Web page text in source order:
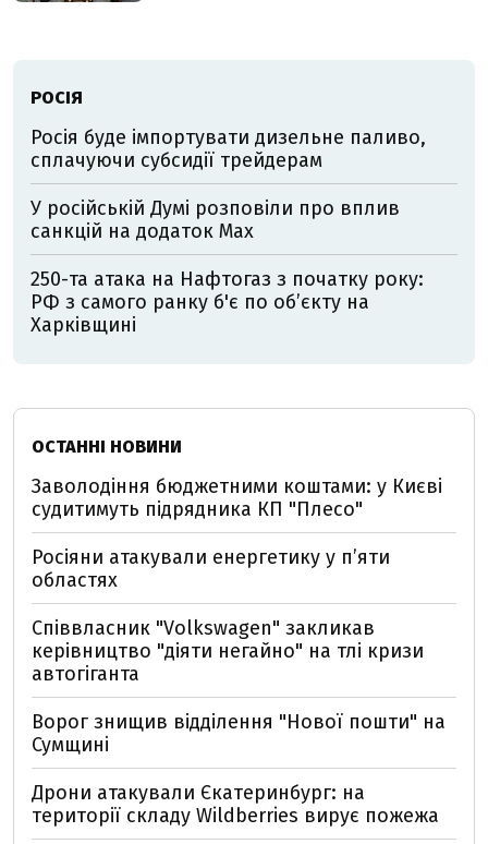
РОСІЯ
Росія буде імпортувати дизельне паливо,
сплачуючи субсидії трейдерам
У російській Думі розповіли про вплив
санкцій на додаток Мах
250-та атака на Нафтогаз з початку року:
РФ з самого ранку б'є по об’єкту на
Харківщині
ОСТАННІ НОВИНИ
Заволодіння бюджетними коштами: у Києві
судитимуть підрядника КП "Плесо"
Росіяни атакували енергетику у пʼяти
областях
Співвласник "Volkswagen" закликав
керівництво "діяти негайно" на тлі кризи
автогіганта
Ворог знищив відділення "Нової пошти" на
Сумщині
Дрони атакували Єкатеринбург: на
території складу Wildberries вирує пожежа